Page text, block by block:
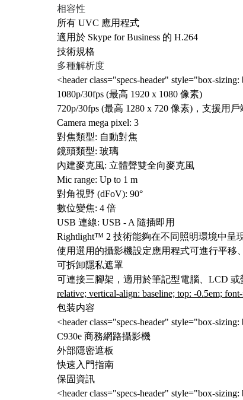
相容性
所有 UVC 應用程式
適用於 Skype for Business 的 H.264
技術規格
多種解析度
<header class="specs-header" style="box-
1080p/30fps (最高 1920 x 1080 像素)
720p/30fps (最高 1280 x 720 像素)，支援用
Camera mega pixel: 3
對焦類型: 自動對焦
鏡頭類型: 玻璃
內建麥克風: 立體聲雙全向麥克風
Mic range: Up to 1 m
對角視野 (dFoV): 90°
數位變焦: 4 倍
USB 連線: USB - A 隨插即用
Rightlight™ 2 技術能夠在不同照明環境中呈
使用選用的攝影機設定應用程式可進行平移
可拆卸隱私遮罩
可連接三腳架，適用於筆記型電腦、LCD
relative; vertical-align: baseline; top: -0.5em;
包装内容
<header class="specs-header" style="box-
C930e 商務網路攝影機
外部隱密遮板
快速入門指南
保固資訊
<header class="specs-header" style="box-